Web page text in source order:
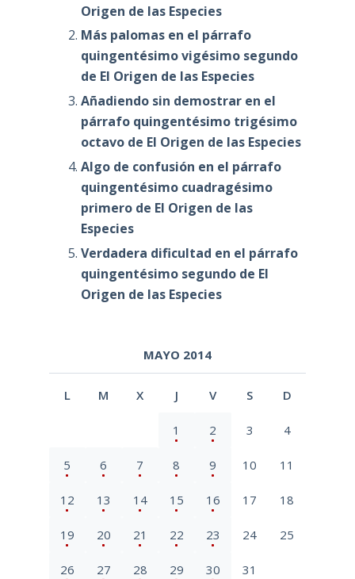
Origen de las Especies
Más palomas en el párrafo
quingentésimo vigésimo segundo
de El Origen de las Especies
Añadiendo sin demostrar en el
párrafo quingentésimo trigésimo
octavo de El Origen de las Especies
Algo de confusión en el párrafo
quingentésimo cuadragésimo
primero de El Origen de las
Especies
Verdadera dificultad en el párrafo
quingentésimo segundo de El
Origen de las Especies
MAYO 2014
L M X J V S D
1 2 3 4
5 6 7 8 9 10 11
12 13 14 15 16 17 18
19 20 21 22 23 24 25
26 27 28 29 30 31